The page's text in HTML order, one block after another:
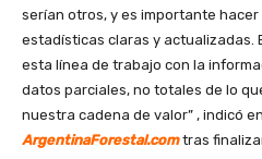
serían otros, y es importante
estadísticas claras y actualizadas.
esta línea de trabajo con la
datos parciales, no totales de lo
nuestra cadena de valor” , indicó
ArgentinaForestal.comtras